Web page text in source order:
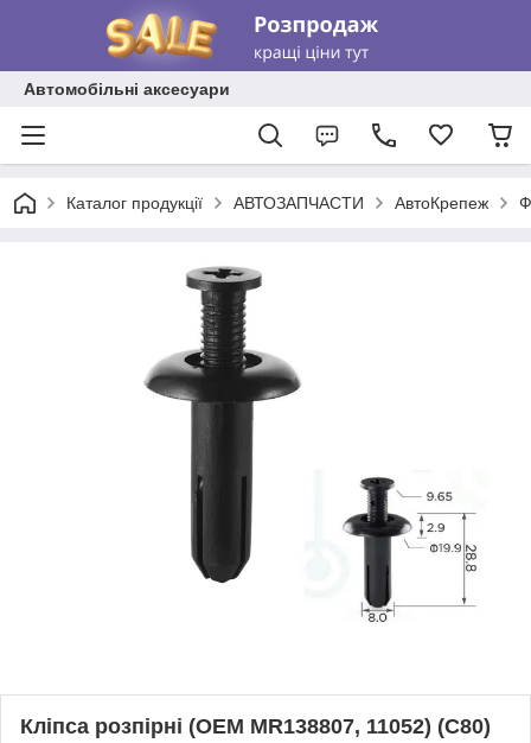
Автомобільні аксесуари
Каталог продукції АВТОЗАПЧАСТИ АвтоКрепеж
Кліпса розпірні (OEM MR138807, 11052) (C80)